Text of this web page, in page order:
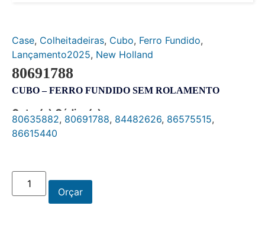
Case, Colheitadeiras, Cubo, Ferro Fundido,
Lançamento2025, New Holland
80691788
CUBO – FERRO FUNDIDO SEM ROLAMENTO
Outro(s) Código(s):
80635882, 80691788, 84482626, 86575515,
86615440
Orçar